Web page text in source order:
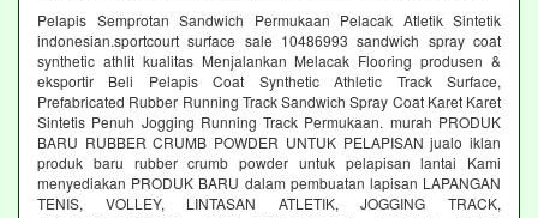
Pelapis Semprotan Sandwich Permukaan Pelacak Atletik Sintetik
indonesian.sportcourt surface sale 10486993 sandwich spray coat
synthetic athlit kualitas Menjalankan Melacak Flooring produsen &
eksportir Beli Pelapis Coat Synthetic Athletic Track Surface,
Prefabricated Rubber Running Track Sandwich Spray Coat Karet Karet
Sintetis Penuh Jogging Running Track Permukaan. murah PRODUK
BARU RUBBER CRUMB POWDER UNTUK PELAPISAN jualo iklan
produk baru rubber crumb powder untuk pelapisan lantai Kami
menyediakan PRODUK BARU dalam pembuatan lapisan LAPANGAN
TENIS, VOLLEY, LINTASAN ATLETIK, JOGGING TRACK,